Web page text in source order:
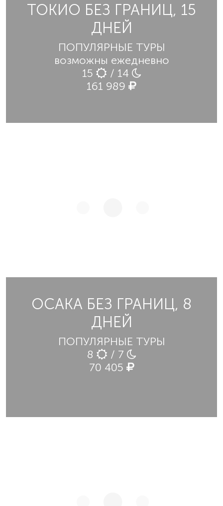
ТОКИО БЕЗ ГРАНИЦ, 15
ДНЕЙ
ПОПУЛЯРНЫЕ ТУРЫ
возможны ежедневно
15
/ 14
161 989
ОСАКА БЕЗ ГРАНИЦ, 8
ДНЕЙ
ПОПУЛЯРНЫЕ ТУРЫ
8
/ 7
70 405